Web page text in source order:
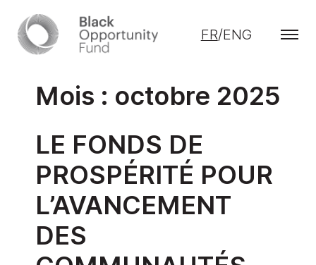
the
content
FR/ENG
Mois : octobre 2025
LE FONDS DE
PROSPÉRITÉ POUR
L’AVANCEMENT
DES